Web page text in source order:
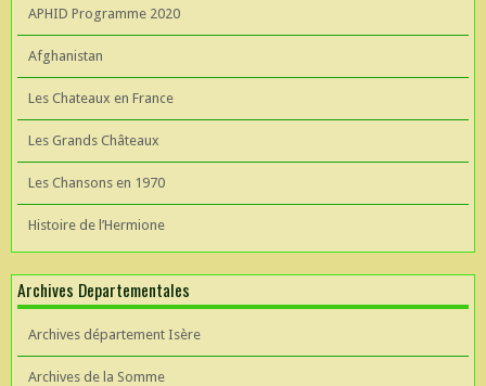
APHID Programme 2020
Afghanistan
Les Chateaux en France
Les Grands Châteaux
Les Chansons en 1970
Histoire de l’Hermione
Archives Departementales
Archives département Isère
Archives de la Somme